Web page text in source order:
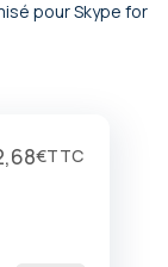
pour Skype for
€